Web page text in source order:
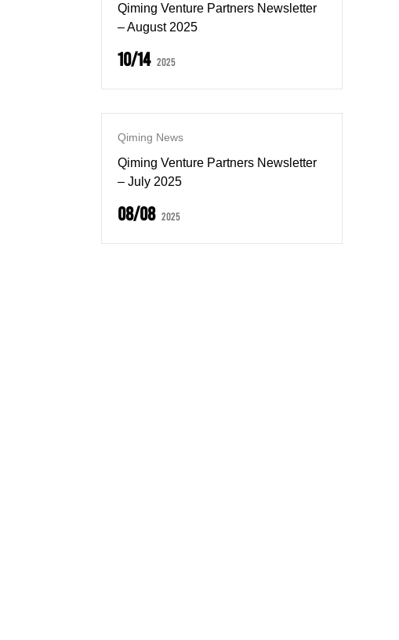
Qiming Venture Partners Newsletter
– August 2025
10/14 2025
Qiming News
Qiming Venture Partners Newsletter
– July 2025
08/08 2025